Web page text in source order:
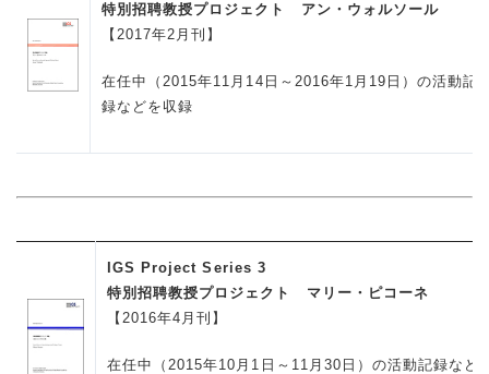
特別招聘教授プロジェクト アン・ウォルソール
【2017年2月刊】
在任中（2015年11月14日～2016年1月19日）の活動記
録などを収録
IGS Project Series 3
特別招聘教授プロジェクト マリー・ピコーネ
【2016年4月刊】
在任中（2015年10月1日～11月30日）の活動記録など